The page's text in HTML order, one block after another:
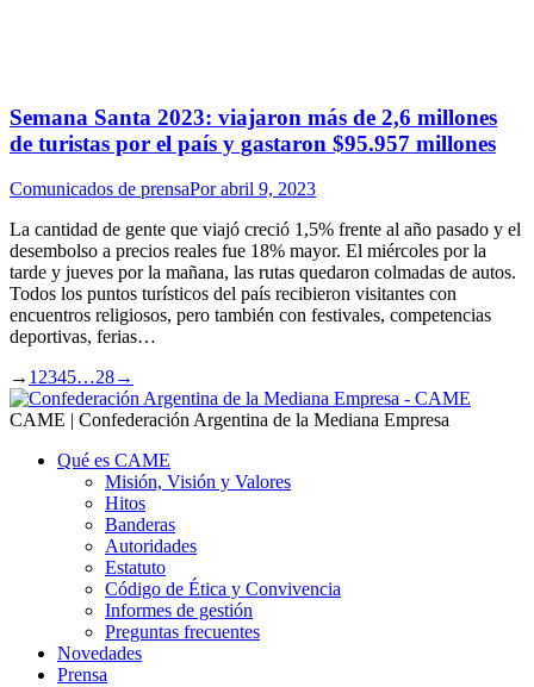
Semana Santa 2023: viajaron más de 2,6 millones
de turistas por el país y gastaron $95.957 millones
Comunicados de prensaPorabril 9, 2023
La cantidad de gente que viajó creció 1,5% frente al año pasado y el
desembolso a precios reales fue 18% mayor. El miércoles por la
tarde y jueves por la mañana, las rutas quedaron colmadas de autos.
Todos los puntos turísticos del país recibieron visitantes con
encuentros religiosos, pero también con festivales, competencias
deportivas, ferias…
→ 1 2345…28→
CAME | Confederación Argentina de la Mediana Empresa
Qué es CAME
Misión, Visión y Valores
Hitos
Banderas
Autoridades
Estatuto
Código de Ética y Convivencia
Informes de gestión
Preguntas frecuentes
Novedades
Prensa